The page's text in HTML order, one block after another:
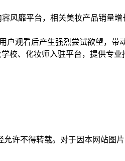
风靡平台，相关美妆产品销量增
观看后产生强烈尝试欲望，带
校、化妆师入驻平台，提供专业
许不得转载。对于因本网站图片